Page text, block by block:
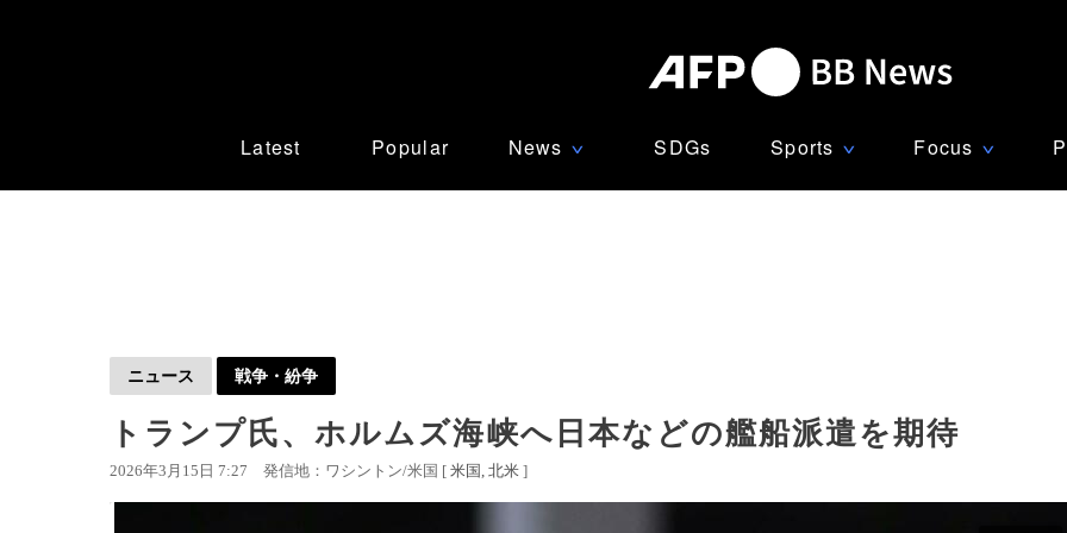
Latest Popular News ∨ SDGs Sports ∨ Focus ∨
ニュース 戦争・紛争
トランプ氏、ホルムズ海峡へ日本などの艦船派遣を期待
2026年3月15日 7:27 発信地：ワシントン/米国 [ 米国 北米 ]